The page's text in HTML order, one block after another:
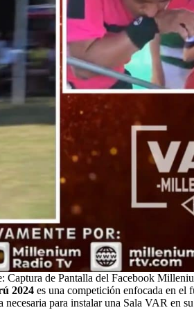
Captura de Pantalla del Facebook
2024 es una competición enfocada en el
para instalar una Sala VAR en